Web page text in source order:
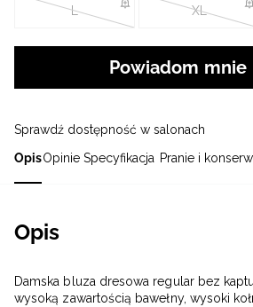
OpisOpinie Specyfikacja Pranie i
Opis
Damska bluza dresowa regular bez
wysoką zawartością bawełny, wysoki
L XL
Powiadom mnie
Sprawdź dostępność w salonach